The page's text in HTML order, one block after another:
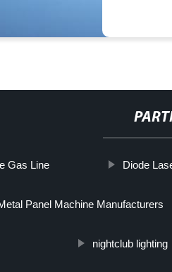
Gas Line Diode
Panel Machine Manufacturers
nightclub lighting